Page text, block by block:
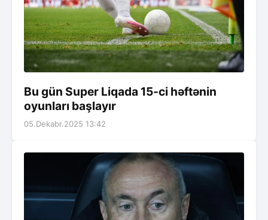
Bu gün Super Liqada 15-ci həftənin
oyunları başlayır
05.Dekabr.2025 13:42